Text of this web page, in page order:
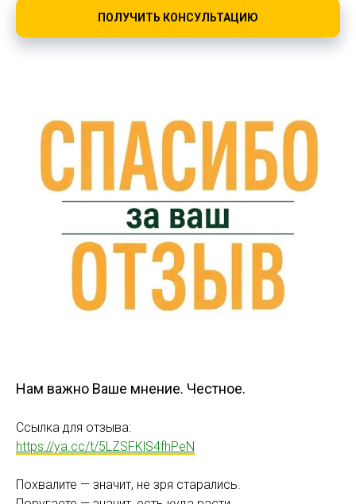
ПОЛУЧИТЬ КОНСУЛЬТАЦИЮ
Нам важно Ваше мнение. Честное.
Ссылка для отзыва:
https://ya.cc/t/5LZSFKlS4fhPeN
Похвалите — значит, не зря старались.